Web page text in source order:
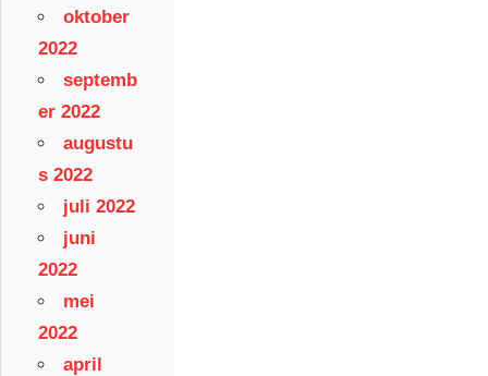
oktober
2022
septemb
er 2022
augustu
s 2022
juli 2022
juni
2022
mei
2022
april